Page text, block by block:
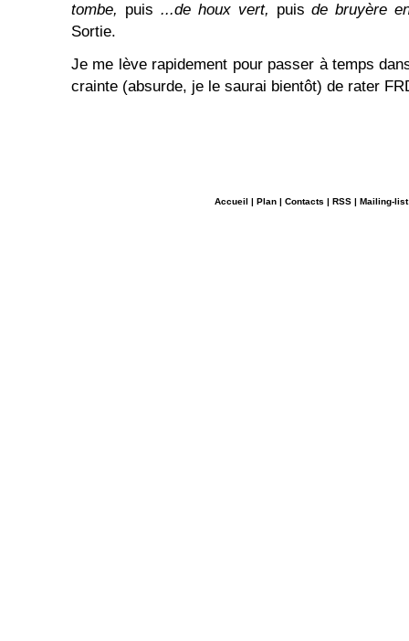
tombe, puis ...de houx vert, puisde bruyère
Sortie.
Je me lève rapidement pour passer à temps
crainte (absurde, je le saurai bientôt) de rater
Accueil | Plan | Contacts | RSS | Mailing-list